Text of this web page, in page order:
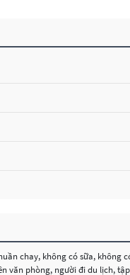
chay, không có sữa,
văn phòng, người đi du lịch,